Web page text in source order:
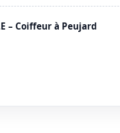
– Coiffeur à Peujard